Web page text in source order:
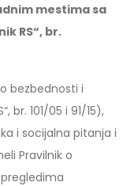
mestima sa
RS“, br.
bezbednosti i
br. 101/05 i 91/15),
i socijalna pitanja i
Pravilnik o